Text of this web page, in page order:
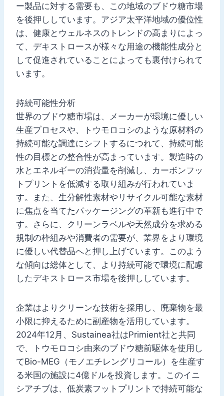
ー製品に対する需要も、この地域のブドウ糖市場
を後押ししています。アジア太平洋地域の優位性
は、健康とウェルネスのトレンドの高まりによっ
て、デキストロースが様々な用途の機能性成分と
して促進されていることによっても裏付けられて
います。
持続可能性分析
世界のブドウ糖市場は、メーカーが環境に優しい
生産プロセスや、トウモロコシのような原材料の
持続可能な調達にシフトするにつれて、持続可能
性の目標との整合性が高まっています。製造時の
水とエネルギーの消費量を削減し、カーボンフッ
トプリントを低減する取り組みが行われていま
す。また、生分解性素材やリサイクル可能な素材
に焦点を当てたパッケージングの革新も進行中で
す。さらに、クリーンラベルや天然成分を求める
規制の枠組みや消費者の需要が、業界をより環境
に優しい代替品へと押し上げています。このよう
な傾向は総体として、より持続可能で環境に配慮
したデキストロース市場を後押ししています。
企業はよりクリーンな技術を採用し、廃棄物を最
小限に抑えるために副産物を活用しています。
2024年12月、Sustainea社はPrimient社と共同
で、トウモロコシ由来のブドウ糖前駆体を使用し
てBio-MEG（モノエチレングリコール）を生産す
る米国の施設に4億ドルを投資します。このイニ
シアチブは、低炭素フットプリントで持続可能な